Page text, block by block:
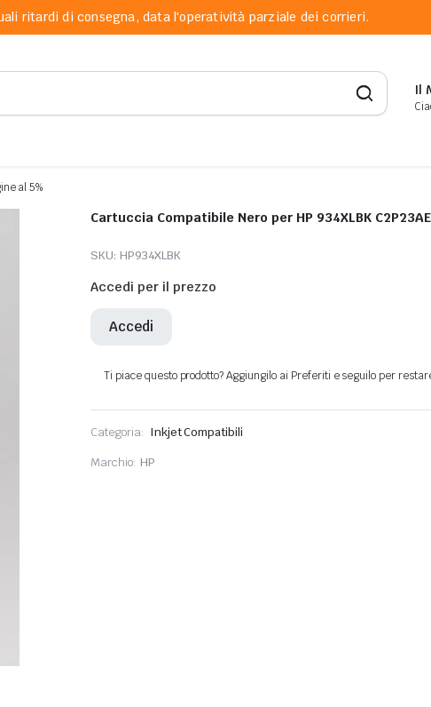
ritardi di consegna, data l'operatività parziale dei corrieri.
Il
al 5%
Cartuccia Compatibile Nero per HP 934XLBK
SKU: HP934XLBK
Accedi per il prezzo
Accedi
Categoria: Inkjet Compatibili
Marchio: HP